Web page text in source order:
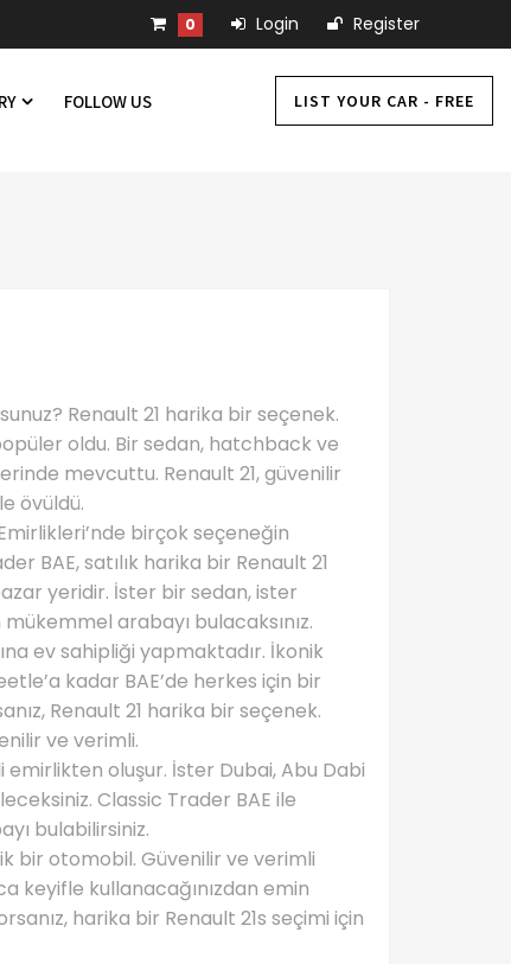
0 Login Register
FOLLOW US LIST YOUR CAR - FREE
Renault 21 harika bir seçenek.
oldu. Bir sedan, hatchback ve
mevcuttu. Renault 21, güvenilir
​​övüldü.
birçok seçeneğin
BAE, satılık harika bir Renault 21
yeridir. İster bir sedan, ister
arabayı bulacaksınız.
ev sahipliği yapmaktadır. İkonik
kadar BAE’de herkes için bir
Renault 21 harika bir seçenek.
ve verimli.
oluşur. İster Dubai, Abu Dabi
Classic Trader BAE ile
bulabilirsiniz.
bir otomobil. Güvenilir ve verimli
keyifle kullanacağınızdan emin
harika bir Renault 21s seçimi için